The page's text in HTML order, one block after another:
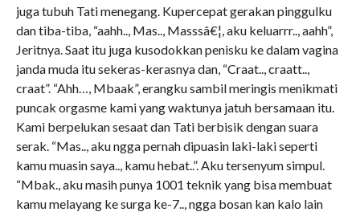
juga tubuh Tati menegang. Kupercepat gerakan pinggulku
dan tiba-tiba, “aahh.., Mas.., Masssâ€¦, aku keluarrr.., aahh”,
Jeritnya. Saat itu juga kusodokkan penisku ke dalam vagina
janda muda itu sekeras-kerasnya dan, “Craat.., craatt..,
craat”. “Ahh…, Mbaak”, erangku sambil meringis menikmati
puncak orgasme kami yang waktunya jatuh bersamaan itu.
Kami berpelukan sesaat dan Tati berbisik dengan suara
serak. “Mas.., aku ngga pernah dipuasin laki-laki seperti
kamu muasin saya.., kamu hebat..”. Aku tersenyum simpul.
“Mbak., aku masih punya 1001 teknik yang bisa membuat
kamu melayang ke surga ke-7.., ngga bosan kan kalo lain